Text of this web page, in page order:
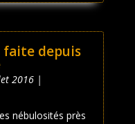
faite depuis
2016|
nébulosités près